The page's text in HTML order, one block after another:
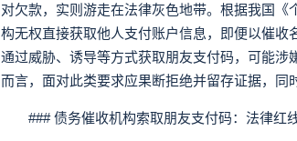
对欠款，实则游走在法律灰色地带。根据我国
构无权直接获取他人支付账户信息，即便以催
通过威胁、诱导等方式获取朋友支付码，可能
而言，面对此类要求应果断拒绝并留存证据，同
### 债务催收机构索取朋友支付码：法律红